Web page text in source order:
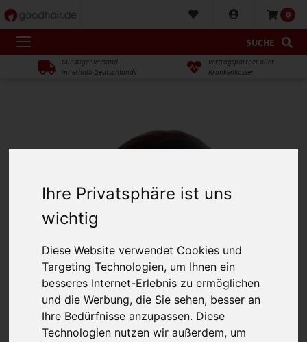
Ihre Privatsphäre ist uns
wichtig
Diese Website verwendet Cookies und
Targeting Technologien, um Ihnen ein
besseres Internet-Erlebnis zu ermöglichen
und die Werbung, die Sie sehen, besser an
Ihre Bedürfnisse anzupassen. Diese
Technologien nutzen wir außerdem, um
0
SUCHE
Günstiger Versand
innerhalb Deutschlands
Vertragspartner aller
Krankenkassen